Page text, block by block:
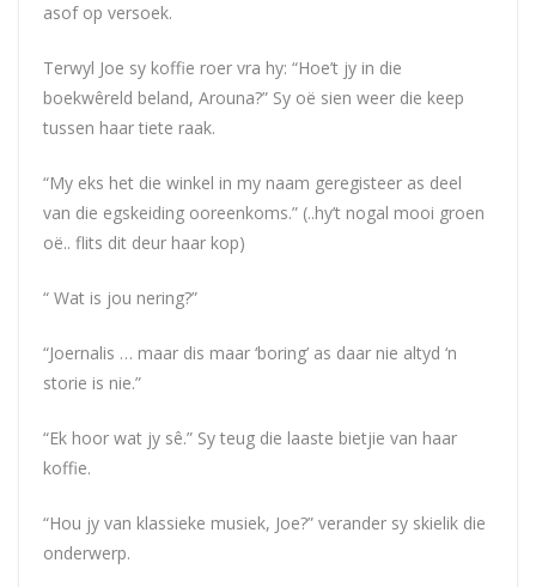
asof op versoek.
Terwyl Joe sy koffie roer vra hy: “Hoe’t jy in die
boekwêreld beland, Arouna?” Sy oë sien weer die keep
tussen haar tiete raak.
“My eks het die winkel in my naam geregisteer as deel
van die egskeiding ooreenkoms.” (..hy’t nogal mooi groen
oë.. flits dit deur haar kop)
“ Wat is jou nering?”
“Joernalis … maar dis maar ‘boring’ as daar nie altyd ‘n
storie is nie.”
“Ek hoor wat jy sê.” Sy teug die laaste bietjie van haar
koffie.
“Hou jy van klassieke musiek, Joe?” verander sy skielik die
onderwerp.